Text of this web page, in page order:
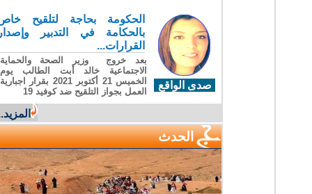
صدى الواقع
الحكومة بحاجة لتلقيح خاص
بالحكامة في التدبير وإصدار
القرارات...
بعد خروج وزير الصحة والحماية
الاجتماعية خالد أبت الطالب يوم
الخميس 21 أكتوبر 2021 بقرار اجبارية
العمل بجواز التلقيح ضد كوفيد 19
المزيد...
الحدث